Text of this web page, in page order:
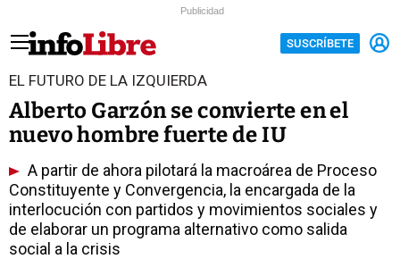
Publicidad
SUSCRÍBETE
EL FUTURO DE LA IZQUIERDA
Alberto Garzón se convierte en el
nuevo hombre fuerte de IU
A partir de ahora pilotará la macroárea de Proceso
Constituyente y Convergencia, la encargada de la
interlocución con partidos y movimientos sociales y
de elaborar un programa alternativo como salida
social a la crisis